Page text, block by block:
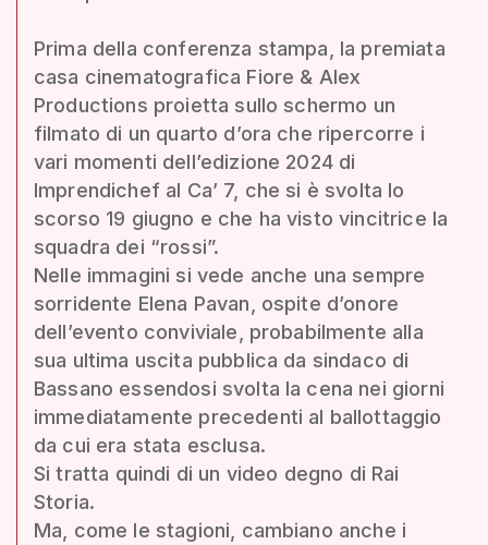
Prima della conferenza stampa, la premiata
casa cinematografica Fiore & Alex
Productions proietta sullo schermo un
filmato di un quarto d’ora che ripercorre i
vari momenti dell’edizione 2024 di
Imprendichef al Ca’ 7, che si è svolta lo
scorso 19 giugno e che ha visto vincitrice la
squadra dei “rossi”.
Nelle immagini si vede anche una sempre
sorridente Elena Pavan, ospite d’onore
dell’evento conviviale, probabilmente alla
sua ultima uscita pubblica da sindaco di
Bassano essendosi svolta la cena nei giorni
immediatamente precedenti al ballottaggio
da cui era stata esclusa.
Si tratta quindi di un video degno di Rai
Storia.
Ma, come le stagioni, cambiano anche i